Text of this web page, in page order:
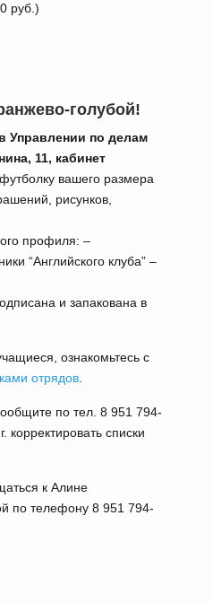
руб.)
голубой!
Управлении по делам
11, кабинет
вашего размера
рисунков,
профиля: –
“Английского клуба” –
и запакована в
ознакомьтесь с
отрядов.
по тел. 8 951 794-
корректировать списки
к Алине
по телефону 8 951 794-